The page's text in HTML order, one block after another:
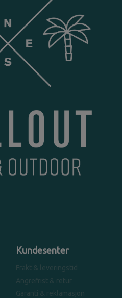
Kundesenter
Frakt & leveringstid
Angrefrist & retur
Garanti & reklamasjon